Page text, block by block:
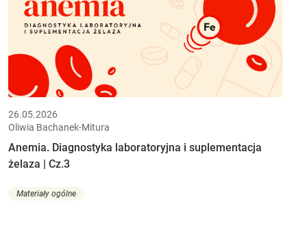
26.05.2026
Oliwia Bachanek-Mitura
Anemia. Diagnostyka laboratoryjna i suplementacja
żelaza | Cz.3
Materiały ogólne